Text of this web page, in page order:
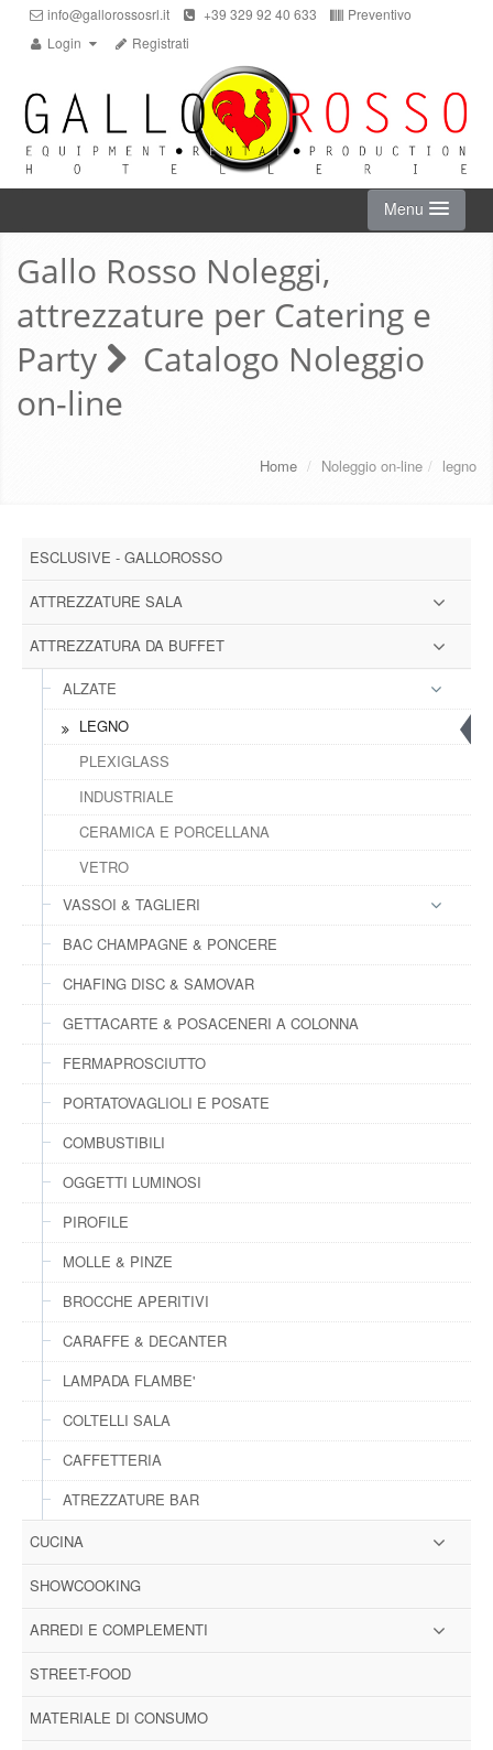
info@gallorossosrl.it +39 329 92 40 633
Preventivo
Login
Registrati
Menu
HOME
NOLEGGIO ON-LINE
CHI SIAMO
CONTATTI
FAQ s
LOGIN
REGISTRATI
Gallo Rosso Noleggi,
attrezzature per Catering e
Party
Catalogo Noleggio
on-line
Home / Noleggio on-line / legno
ESCLUSIVE - GALLOROSSO
ATTREZZATURE SALA
ATTREZZATURA DA BUFFET
ALZATE
LEGNO
PLEXIGLASS
INDUSTRIALE
CERAMICA E PORCELLANA
VETRO
VASSOI & TAGLIERI
BAC CHAMPAGNE & PONCERE
CHAFING DISC & SAMOVAR
GETTACARTE & POSACENERI A COLONNA
FERMAPROSCIUTTO
PORTATOVAGLIOLI E POSATE
COMBUSTIBILI
OGGETTI LUMINOSI
PIROFILE
MOLLE & PINZE
BROCCHE APERITIVI
CARAFFE & DECANTER
LAMPADA FLAMBE'
COLTELLI SALA
CAFFETTERIA
ATREZZATURE BAR
CUCINA
SHOWCOOKING
ARREDI E COMPLEMENTI
STREET-FOOD
MATERIALE DI CONSUMO